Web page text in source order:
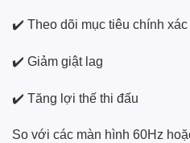
✔️ Theo dõi mục tiêu chính xác
✔️ Giảm giật lag
✔️ Tăng lợi thế thi đấu
So với các màn hình 60Hz